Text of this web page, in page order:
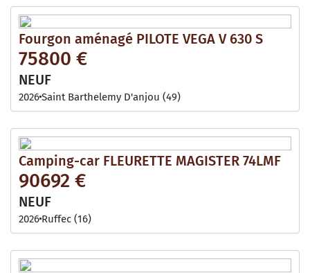
Fourgon aménagé PILOTE VEGA V 630 S
75800 €
NEUF
2026Saint Barthelemy D'anjou (49)
Camping-car FLEURETTE MAGISTER 74LMF
90692 €
NEUF
2026 Ruffec (16)